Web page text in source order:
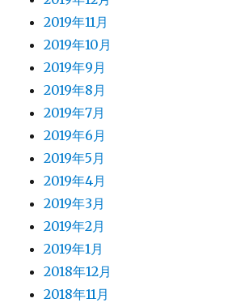
2019年11月
2019年10月
2019年9月
2019年8月
2019年7月
2019年6月
2019年5月
2019年4月
2019年3月
2019年2月
2019年1月
2018年12月
2018年11月